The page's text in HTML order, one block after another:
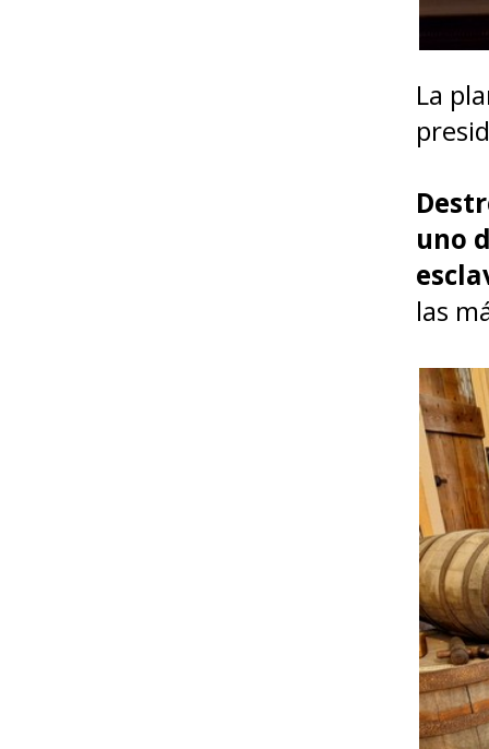
La
uno
las